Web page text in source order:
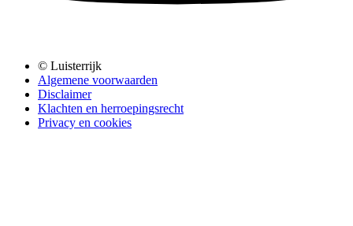
© Luisterrijk
Algemene voorwaarden
Disclaimer
Klachten en herroepingsrecht
Privacy en cookies